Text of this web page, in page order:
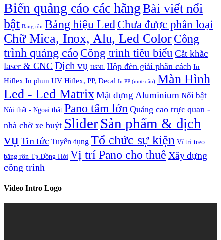
Biển quảng cáo các hãngBài viết nổi
bật Băng rôn Bảng hiệu Led Chưa được phân loại
Chữ Mica, Inox, Alu, Led ColorCông
trình quảng cáo Công trình tiêu biểu Cắt khắc
laser & CNC Dịch vụ HSNL Hộp đèn giải phân cách In
Hiflex In phun UV Hiflex, PP, Decal In PP (mực dầu) Màn Hình
Led - Led MatrixMặt dựng Aluminium Nổi bật
Nội thất - Ngoại thất Pano tấm lớn Quảng cao trực quan -
nhà chờ xe buýt SliderSản phẩm & dịch
vụ Tin tức Tuyển dụng Tổ chức sự kiện Ví trị treo
băng rôn Tp.Đồng Hới Vị trí Pano cho thuê Xây dựng
công trình
Video Intro Logo